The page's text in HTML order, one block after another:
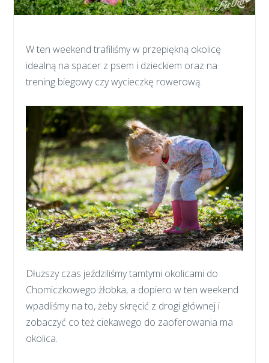
W ten weekend trafiliśmy w przepiękną okolicę
idealną na spacer z psem i dzieckiem oraz na
trening biegowy czy wycieczkę rowerową.
Dłuższy czas jeździliśmy tamtymi okolicami do
Chomiczkowego żłobka, a dopiero w ten weekend
wpadliśmy na to, żeby skręcić z drogi głównej i
zobaczyć co też ciekawego do zaoferowania ma
okolica.